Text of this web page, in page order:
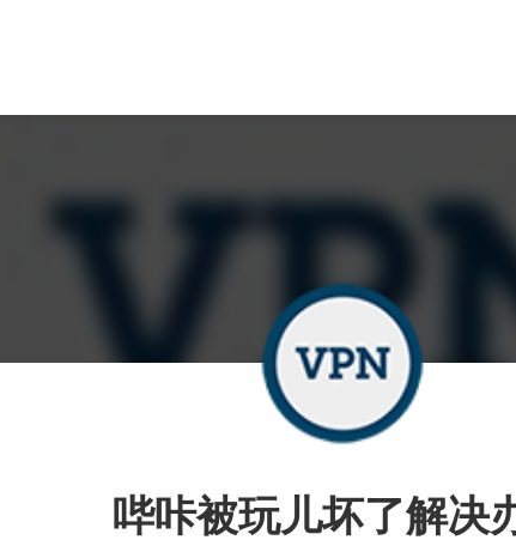
哔咔被玩儿坏了解决